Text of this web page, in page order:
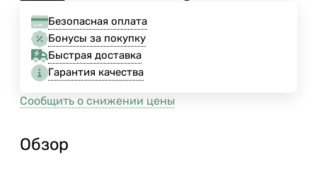
Безопасная оплата
Бонусы за покупку
Быстрая доставка
Гарантия качества
Сообщить о снижении цены
Обзор